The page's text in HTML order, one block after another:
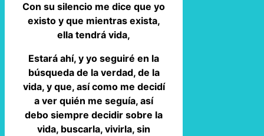
Con su silencio me dice que yo
existo y que mientras exista,
ella tendrá vida,
Estará ahí, y yo seguiré en la
búsqueda de la verdad, de la
vida, y que, así como me decidí
a ver quién me seguía, así
debo siempre decidir sobre la
vida, buscarla, vivirla, sin